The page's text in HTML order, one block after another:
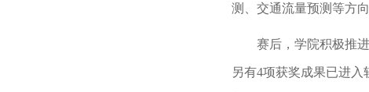
测、交通流量预测等方
赛后，学院积极推
另有4项获奖成果已进